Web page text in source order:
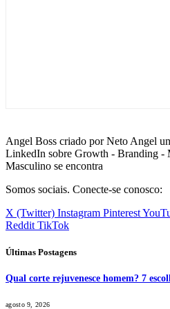
Angel Boss criado por Neto Angel
LinkedIn sobre Growth - Branding
Masculino se encontra
Somos sociais. Conecte-se conosco:
X (Twitter) Instagram Pinterest
Reddit TikTok
Últimas Postagens
Qual corte rejuvenesce homem? 7
agosto 9, 2026